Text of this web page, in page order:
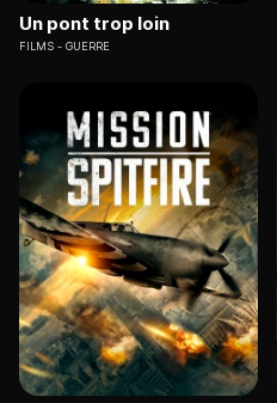
Un pont trop loin
FILMS GUERRE